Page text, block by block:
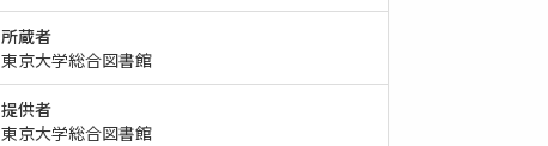
所蔵者
東京大学総合図書館
提供者
東京大学総合図書館